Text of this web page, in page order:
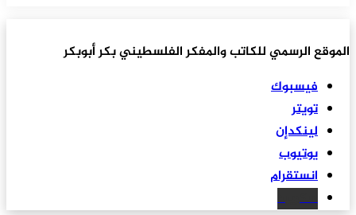
الموقع الرسمي للكاتب والمفكر الفلسطيني بكر أبوبكر
فيسبوك
تويتر
لينكدإن
يوتيوب
انستقرام
سكريبد